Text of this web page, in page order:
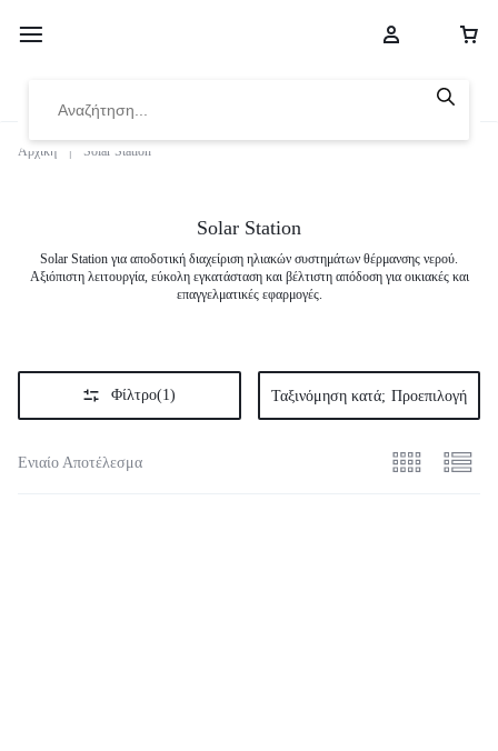
Αρχική | Solar Station
Solar Station
Solar Station για αποδοτική διαχείριση ηλιακών συστημάτων θέρμανσης νερού.
Αξιόπιστη λειτουργία, εύκολη εγκατάσταση και βέλτιστη απόδοση για οικιακές και
επαγγελματικές εφαρμογές.
Φίλτρο(1) Ταξινόμηση κατά; Προεπιλογή
Ενιαίο Αποτέλεσμα